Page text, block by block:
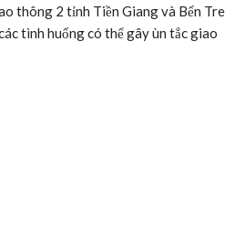
thông 2 tỉnh Tiền Giang và Bến Tre
tình huống có thể gây ùn tắc giao